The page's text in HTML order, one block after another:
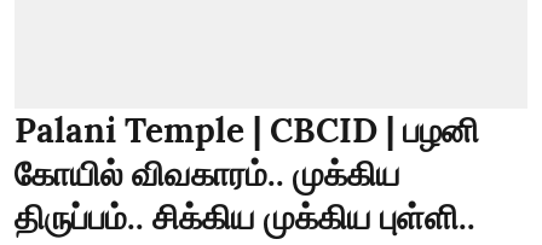
Palani Temple | CBCID | பழனி
கோயில் விவகாரம்.. முக்கிய
திருப்பம்.. சிக்கிய முக்கிய புள்ளி..